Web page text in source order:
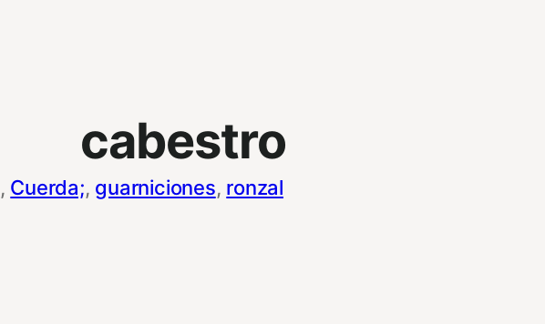
cabestro
, Cuerda;, guarniciones, ronzal